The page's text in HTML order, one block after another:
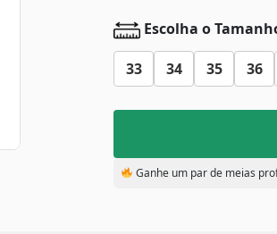
Escolha o
33 34 35 36
Ganhe um par de meias